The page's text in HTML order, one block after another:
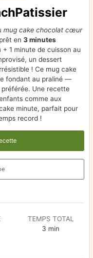
mug cake chocolat cœur
en3 minutes
1 minute de cuisson au
un dessert
! Ce mug cake
fondant au praliné —
Une recette
comme aux
minute, parfait pour
record !
TEMPS TOTAL
3 min